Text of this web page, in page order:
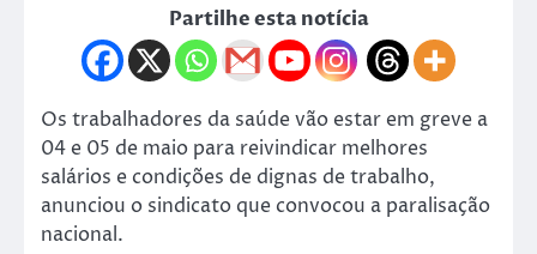
Partilhe esta notícia
Os trabalhadores da saúde vão estar em greve a
04 e 05 de maio para reivindicar melhores
salários e condições de dignas de trabalho,
anunciou o sindicato que convocou a paralisação
nacional.